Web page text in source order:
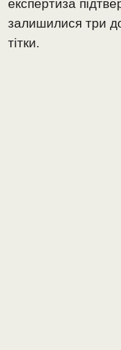
експертиза
залишилися три
тітки.